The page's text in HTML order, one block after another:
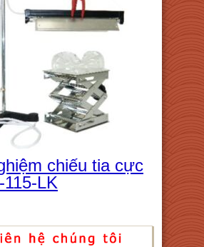
chiếu tia cực
LK